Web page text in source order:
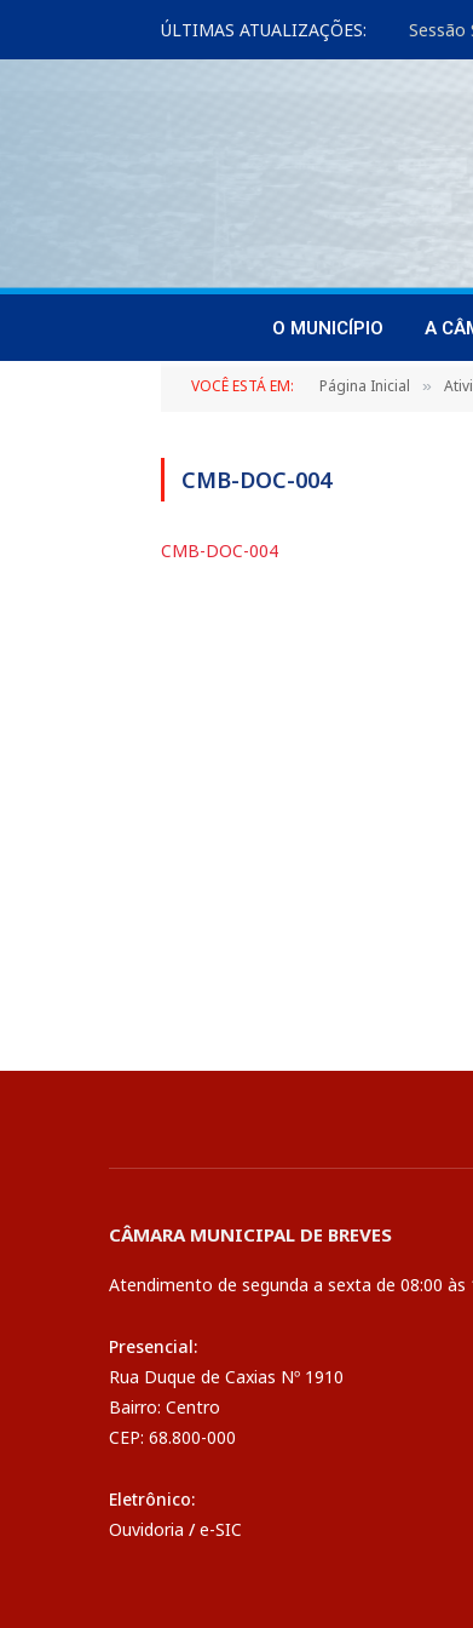
ÚLTIMAS ATUALIZAÇÕES: Sessão
O MUNICÍPIO A
VOCÊ ESTÁ EM: Página Inicial »
CMB-DOC-004
CMB-DOC-004
CÂMARA MUNICIPAL DE BREVES
Atendimento de segunda a sexta de 08:00 às
Presencial:
Rua Duque de Caxias Nº 1910
Bairro: Centro
CEP: 68.800-000
Eletrônico:
Ouvidoria / e-SIC